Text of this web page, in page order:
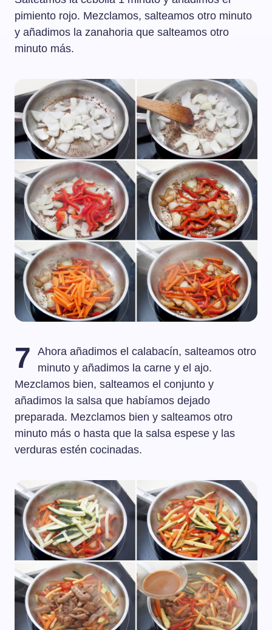
pimiento rojo. Mezclamos, salteamos otro minuto
y añadimos la zanahoria que salteamos otro
minuto más.
7
Ahora añadimos el calabacín, salteamos otro
minuto y añadimos la carne y el ajo.
Mezclamos bien, salteamos el conjunto y
añadimos la salsa que habíamos dejado
preparada. Mezclamos bien y salteamos otro
minuto más o hasta que la salsa espese y las
verduras estén cocinadas.